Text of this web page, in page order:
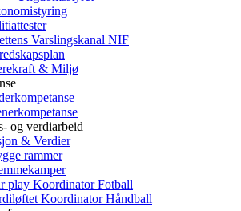
Varslingskanal NIF
& Miljø
og verdiarbeid
& Verdier
rammer
play Koordinator Fotball
Koordinator Håndball